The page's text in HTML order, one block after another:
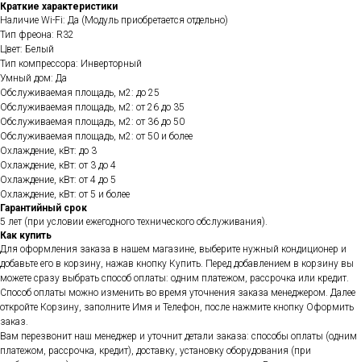
Краткие характеристики
Наличие Wi-Fi: Да (Модуль приобретается отдельно)
Тип фреона: R32
Цвет: Белый
Тип компрессора: Инверторный
Умный дом: Да
Обслуживаемая площадь, м2: до 25
Обслуживаемая площадь, м2: от 26 до 35
Обслуживаемая площадь, м2: от 36 до 50
Обслуживаемая площадь, м2: от 50 и более
Охлаждение, кВт: до 3
Охлаждение, кВт: от 3 до 4
Охлаждение, кВт: от 4 до 5
Охлаждение, кВт: от 5 и более
Гарантийный срок
5 лет (при условии ежегодного технического обслуживания).
Как купить
Для оформления заказа в нашем магазине, выберите нужный кондиционер и
добавьте его в корзину, нажав кнопку Купить. Перед добавлением в корзину вы
можете сразу выбрать способ оплаты: одним платежом, рассрочка или кредит.
Способ оплаты можно изменить во время уточнения заказа менеджером. Далее
откройте Корзину, заполните Имя и Телефон, после нажмите кнопку Оформить
заказ.
Вам перезвонит наш менеджер и уточнит детали заказа: способы оплаты (одним
платежом, рассрочка, кредит), доставку, установку оборудования (при